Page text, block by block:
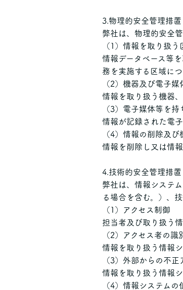
3.物理的安全管理措置
弊社は、物理的安全
（1）情報を取り扱う
情報データベース等
務を実施する区域に
（2）機器及び電子
情報を取り扱う機器
（3）電子媒体等を
情報が記録された電
（4）情報の削除及
情報を削除し又は情
4.技術的安全管理措置
弊社は、情報システ
る場合を含む。）、
（1）アクセス制御
担当者及び取り扱う
（2）アクセス者の識
情報を取り扱う情報
（3）外部からの不正
情報を取り扱う情報
（4）情報システム